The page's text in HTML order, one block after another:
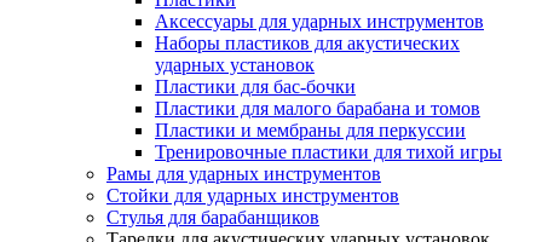
Аксессуары для ударных инструментов
Наборы пластиков для акустических
ударных установок
Пластики для бас-бочки
Пластики для малого барабана и томов
Пластики и мембраны для перкуссии
Тренировочные пластики для тихой игры
Рамы для ударных инструментов
Стойки для ударных инструментов
Стулья для барабанщиков